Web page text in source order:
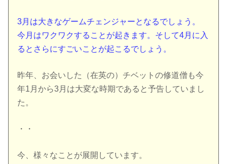
3月は大きなゲームチェンジャーとなるでしょう。
今月はワクワクすることが起きます。そして4月に入
るとさらにすごいことが起こるでしょう。
昨年、お会いした（在英の）チベットの修道僧も今
年1月から3月は大変な時期であると予告していまし
た。
・・
今、様々なことが展開しています。